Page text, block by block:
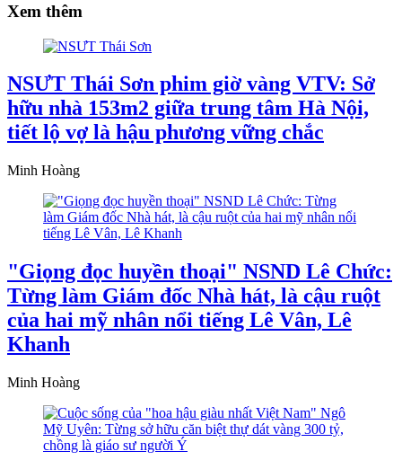
Xem thêm
NSƯT Thái Sơn phim giờ vàng VTV: Sở
hữu nhà 153m2 giữa trung tâm Hà Nội,
tiết lộ vợ là hậu phương vững chắc
Minh Hoàng
"Giọng đọc huyền thoại" NSND Lê Chức:
Từng làm Giám đốc Nhà hát, là cậu ruột
của hai mỹ nhân nổi tiếng Lê Vân, Lê
Khanh
Minh Hoàng